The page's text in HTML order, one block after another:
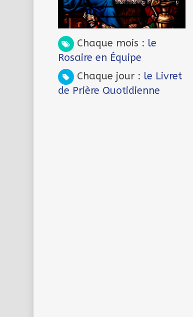
Chaque mois : le
Rosaire en Équipe
Chaque jour : le Livret
de Prière Quotidienne